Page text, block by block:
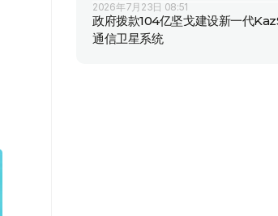
2026年7月23日 08:51
政府拨款104亿坚戈建设新一代
通信卫星系统